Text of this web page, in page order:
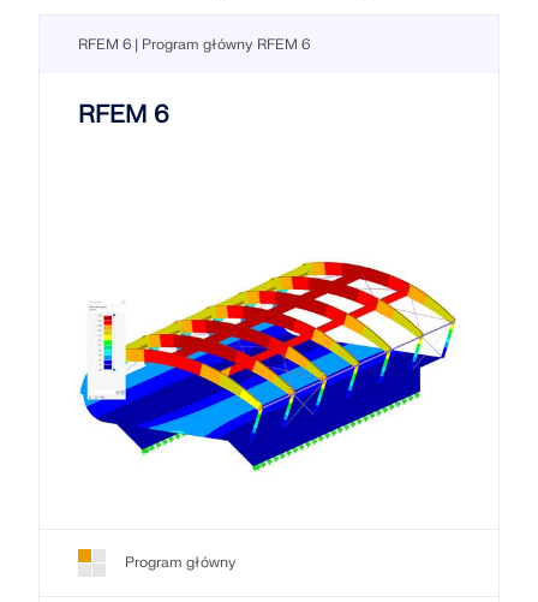
RFEM 6 | Program główny RFEM 6
RFEM 6
Program główny